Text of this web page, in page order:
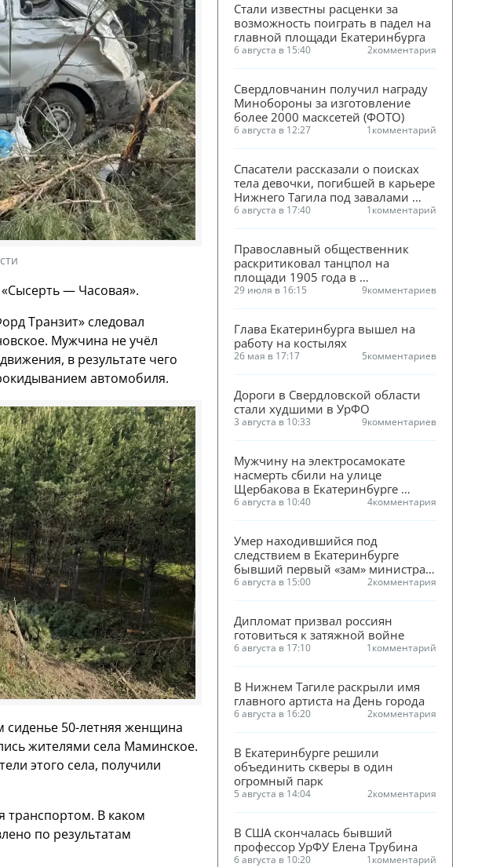
— Часовая».
Транзит» следовал
Мужчина не учёл
в результате чего
автомобиля.
сиденье 50-летняя женщина
жителями села Маминское.
этого села, получили
транспортом. В каком
по результатам
Стали известны расценки за
возможность поиграть в падел на
главной площади Екатеринбурга
6 августа в 15:40 2комментария
Свердловчанин получил награду
Минобороны за изготовление
более 2000 масксетей (ФОТО)
6 августа в 12:27 1комментарий
Спасатели рассказали о поисках
тела девочки, погибшей в карьере
Нижнего Тагила под завалами
песка
6 августа в 17:40 1комментарий
Православный общественник
раскритиковал танцпол на
площади 1905 года в
Екатеринбурге
29 июля в 16:15 9комментариев
Глава Екатеринбурга вышел на
работу на костылях
26 мая в 17:17 5комментариев
Дороги в Свердловской области
стали худшими в УрФО
3 августа в 10:33 9комментариев
Мужчину на электросамокате
насмерть сбили на улице
Щербакова в Екатеринбурге
(ФОТО)
6 августа в 10:40 4комментария
Умер находившийся под
следствием в Екатеринбурге
бывший первый «зам» министра
ЖКХ Смирнова
6 августа в 15:00 2комментария
Дипломат призвал россиян
готовиться к затяжной войне
6 августа в 17:10 1комментарий
В Нижнем Тагиле раскрыли имя
главного артиста на День города
6 августа в 16:20 2комментария
В Екатеринбурге решили
объединить скверы в один
огромный парк
5 августа в 14:04 2комментария
В США скончалась бывший
профессор УрФУ Елена Трубина
6 августа в 10:20 1комментарий